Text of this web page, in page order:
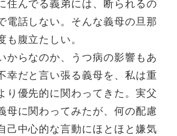
住んでる義弟には、断られるの
電話しない。そんな義母の旦那
も腹立たしい。
からなのか、うつ病の影響もあ
幸だと言い張る義母を、私は重
り優先的に関わってきた。実父
母に関わってみたが、何の配慮
己中心的な言動にほとほと嫌気